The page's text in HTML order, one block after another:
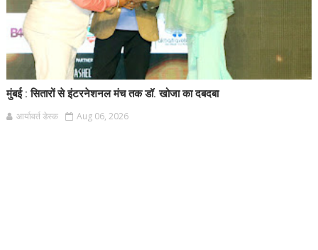
मुंबई : सितारों से इंटरनेशनल मंच तक डॉ. खोजा का दबदबा
आर्यावर्त डेस्क Aug 06, 2026